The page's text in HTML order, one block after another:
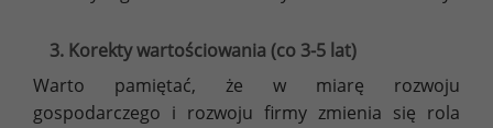
3. Korekty wartościowania (co 3-5 lat)
Warto pamiętać, że w miarę rozwoju
gospodarczego i rozwoju firmy zmienia się rola